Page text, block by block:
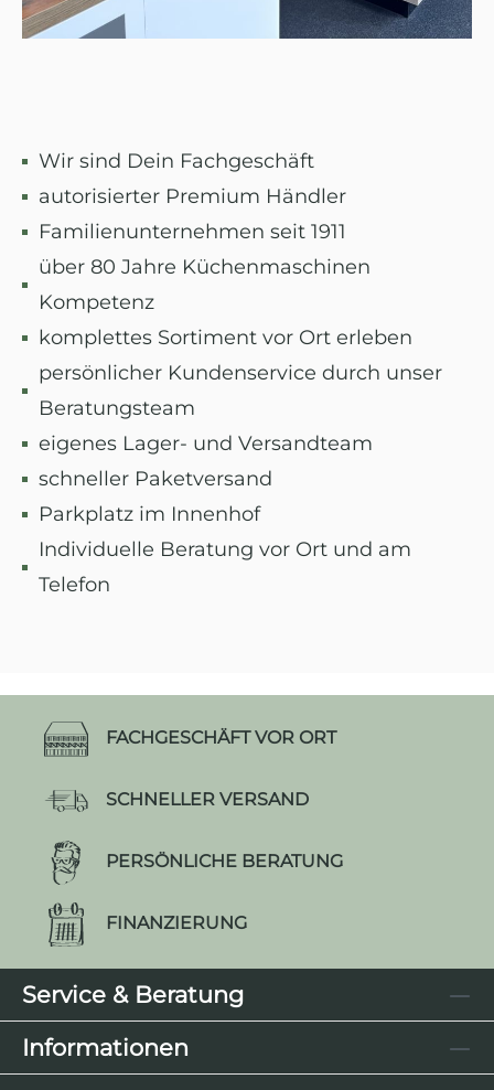
Wir sind Dein Fachgeschäft
autorisierter Premium Händler
Familienunternehmen seit 1911
über 80 Jahre Küchenmaschinen
Kompetenz
komplettes Sortiment vor Ort erleben
persönlicher Kundenservice durch unser
Beratungsteam
eigenes Lager- und Versandteam
schneller Paketversand
Parkplatz im Innenhof
Individuelle Beratung vor Ort und am
Telefon
FACHGESCHÄFT VOR ORT
SCHNELLER VERSAND
PERSÖNLICHE BERATUNG
FINANZIERUNG
Service & Beratung
Informationen